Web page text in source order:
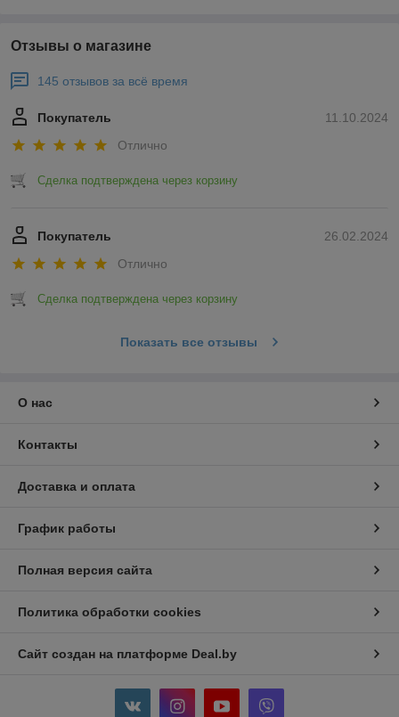
Отзывы о магазине
145 отзывов за всё время
11.10.2024
Покупатель
Отлично
Сделка подтверждена через корзину
26.02.2024
Покупатель
Отлично
Сделка подтверждена через корзину
Показать все отзывы
О нас
Контакты
Доставка и оплата
График работы
Полная версия сайта
Политика обработки cookies
Сайт создан на платформе Deal.by